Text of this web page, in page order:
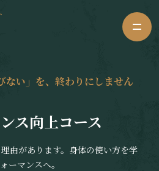
ない」を、終わりにしません
ス向上コース
由があります。身体の使い方を学
ーマンスへ。